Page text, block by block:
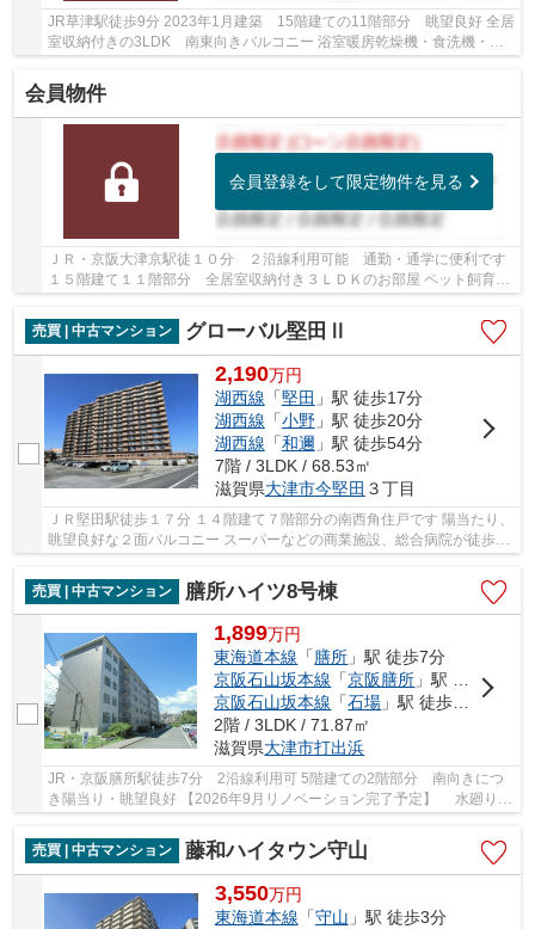
JR草津駅徒歩9分 2023年1月建築 15階建ての11階部分 眺望良好 全居
室収納付きの3LDK 南東向きバルコニー 浴室暖房乾燥機・食洗機・浄
水機能付シャワー水栓など設備充実 ペット飼育...
会員物件
会員登録をして限定物件を見る
ＪＲ・京阪大津京駅徒１０分 ２沿線利用可能 通勤・通学に便利です
１５階建て１１階部分 全居室収納付き３ＬＤＫのお部屋 ペット飼育可
能(規約有) 共用施設が充実しています 南東...
売買 | 中古マンション
グローバル堅田Ⅱ
2,190万円
湖西線 「堅田 」駅 徒歩17分
湖西線 「小野」駅 徒歩20分
湖西線 「和邇 」駅 徒歩54分
7階 / 3LDK / 68.53㎡
滋賀県大津市今堅田 ３丁目
ＪＲ堅田駅徒歩１７分 １４階建て７階部分の南西角住戸です 陽当たり、
眺望良好な２面バルコニー スーパーなどの商業施設、総合病院が徒歩圏
内です 【２０２６年７下旬新規リノベーシ...
売買 | 中古マンション
膳所ハイツ8号棟
1,899万円
東海道本線 「膳所 」駅 徒歩7分
京阪石山坂本線 「京阪膳所 」駅 徒歩7分
京阪石山坂本線 「石場 」駅 徒歩10分
2階 / 3LDK / 71.87㎡
滋賀県大津市打出浜
JR・京阪膳所駅徒歩7分 2沿線利用可 5階建ての2階部分 南向きにつ
き陽当り・眺望良好 【2026年9月リノベーション完了予定】 水廻り交
売買 | 中古マンション
藤和ハイタウン守山
3,550万円
東海道本線 「守山 」駅 徒歩3分